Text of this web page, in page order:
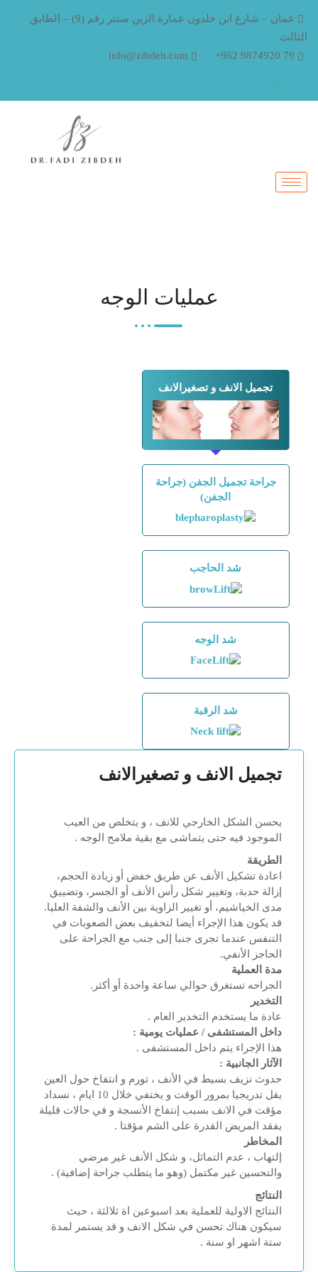
عمان – شارع ابن خلدون عمارة الزين سنتر رقم (9) – الطابق
الثالث
عمليات الوجه
تجميل الانف و تصغيرالانف
جراحة تجميل الجفن (جراحة
الجفن)
شد الحاجب
شد الوجه
شد الرقبة
تجميل الانف و تصغيرالانف
يحسن الشكل الخارجي للانف ، و يتخلص من العيب
الموجود فيه حتى يتماشى مع بقية ملامح الوجه .
الطريقة
اعادة تشكيل الأنف عن طريق خفض أو زيادة الحجم،
إزالة حدبة، وتغيير شكل رأس الأنف أو الجسر، وتضييق
مدى الخياشيم، أو تغيير الزاوية بين الأنف والشفة العليا.
قد يكون هذا الإجراء أيضا لتخفيف بعض الصعوبات في
التنفس عندما تجرى جنبا إلى جنب مع الجراحة على
الحاجز الأنفي.
مدة العملية
الجراحه تستغرق حوالي ساعة واحدة أو أكثر.
التخدير
عادة ما يستخدم التخدير العام .
داخل المستشفى / عمليات يومية :
هذا الإجراء يتم داخل المستشفى .
الآثار الجانبية :
حدوث نزيف بسيط في الأنف ، تورم و انتفاخ حول العين
يقل تدريجيا بمرور الوقت و يختفي خلال 10 ايام ، نسداد
مؤقت في الانف بسبب إنتفاخ الأنسجة و في حالات قليلة
يفقد المريض القدرة على الشم مؤقتا .
المخاطر
إلتهاب ، عدم التماثل، و شكل الأنف غير مرضي
والتحسين غير مكتمل (وهو ما يتطلب جراحة إضافية) .
النتائج
النتائج الاولية للعملية بعد اسبوعين اة ثلالثة ، حيث
سيكون هناك تحسن في شكل الانف و قد يستمر لمدة
ستة اشهر او سنة .